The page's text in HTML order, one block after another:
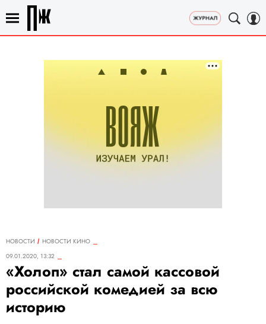
НОВОСТИ
НОВОСТИ КИНО
09.01.2020, 13:32
«Холоп» стал самой кассовой
российской комедией за всю
историю